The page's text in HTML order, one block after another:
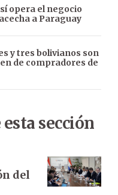
opera el negocio
a Paraguay
y tres bolivianos son
de compradores de
sección
del